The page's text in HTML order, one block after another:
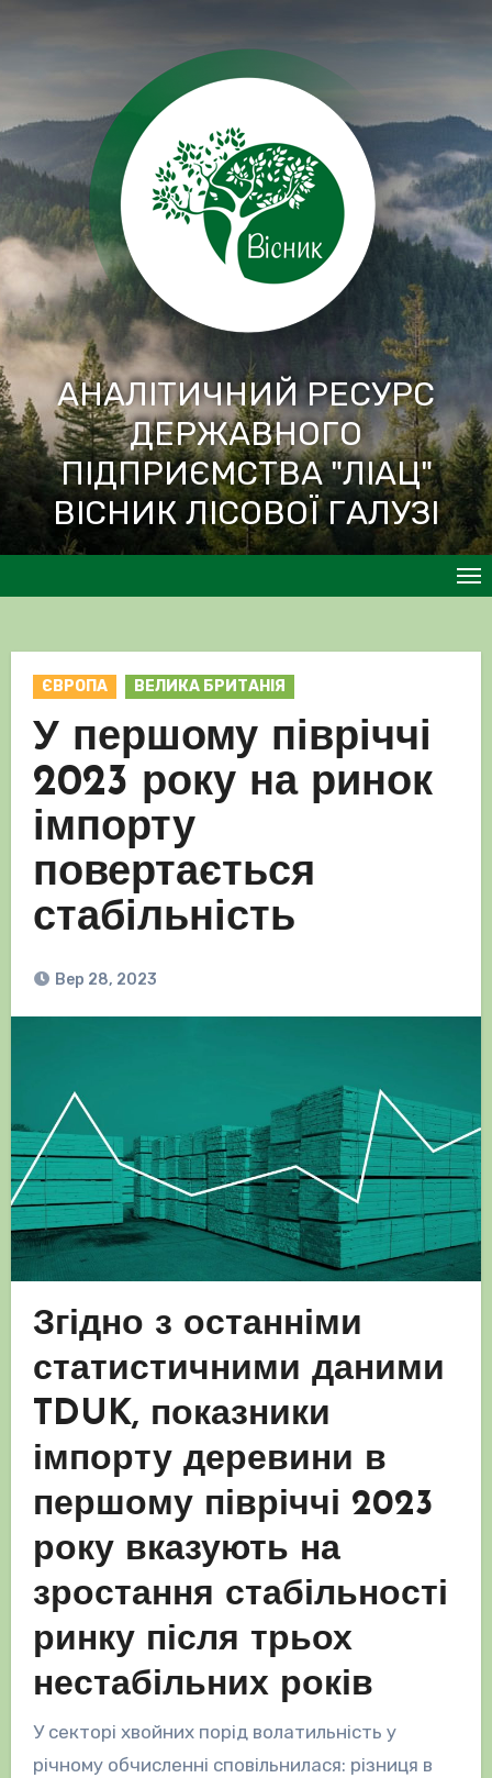
Перейти
АНАЛІТИЧНИЙ РЕСУРС
ДЕРЖАВНОГО
ПІДПРИЄМСТВА "ЛІАЦ"
ВІСНИК ЛІСОВОЇ ГАЛУЗІ
ЄВРОПА ВЕЛИКА БРИТАНІЯ
У першому півріччі
2023 року на ринок
імпорту
повертається
стабільність
Вер 28, 2023
Згідно з останніми
статистичними даними
TDUK, показники
імпорту деревини в
першому півріччі 2023
року вказують на
зростання стабільності
ринку після трьох
нестабільних років
У секторі хвойних порід волатильність у
річному обчисленні сповільнилася: різниця в